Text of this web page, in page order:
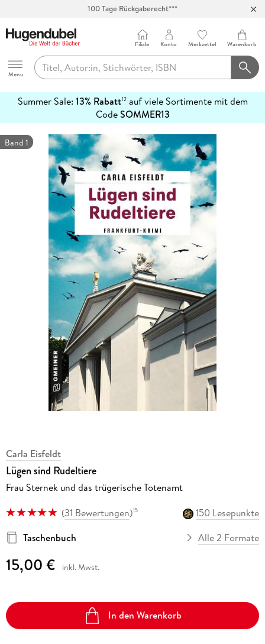
100 Tage Rückgaberecht***
Hugendubel
Menu
Filiale Konto Merkzettel Warenkorb
Summer Sale: 13% Rabatt12auf viele Sortimente mit dem
CodeSOMMER13
erfahren
Band 1
Carla Eisfeldt
Lügen sind Rudeltiere
Frau Sternek und das trügerische Totenamt
(31 Bewertungen)15
150 Lesepunkte
Taschenbuch
Alle 2 Formate
15,00 € inkl. Mwst.
In den Warenkorb